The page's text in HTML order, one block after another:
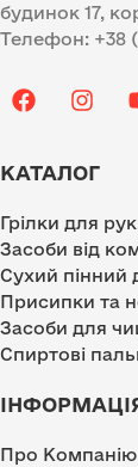
будинок 17,
Телефон: +38
КАТАЛОГ
Грілки для
Засоби від
Сухий пінний
Присипки та
Засоби для
Спиртові
Про Компанію